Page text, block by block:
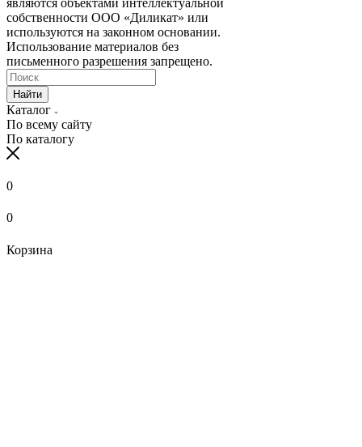
являются объектами интеллектуальной
собственности ООО «Диликат» или
используются на законном основании.
Использование материалов без
письменного разрешения запрещено.
Найти
Каталог
По всему сайту
По каталогу
0
0
Корзина